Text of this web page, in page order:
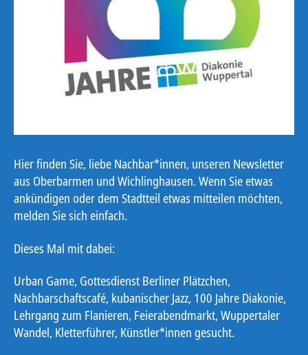
Hier finden Sie, liebe Nachbar*innen, unseren Newsletter
aus Oberbarmen und Wichlinghausen. Wenn Sie etwas
ankündigen oder dem Stadtteil etwas mitteilen möchten,
melden Sie sich einfach.
Dieses Mal mit dabei:
Urban Game, Gottesdienst Berliner Plätzchen,
Nachbarschaftscafé, kubanischer Jazz, 100 Jahre Diakonie,
Lehrgang zum Flanieren, Feierabendmarkt, Wuppertaler
Wandel, Kletterführer, Künstler*innen gesucht.